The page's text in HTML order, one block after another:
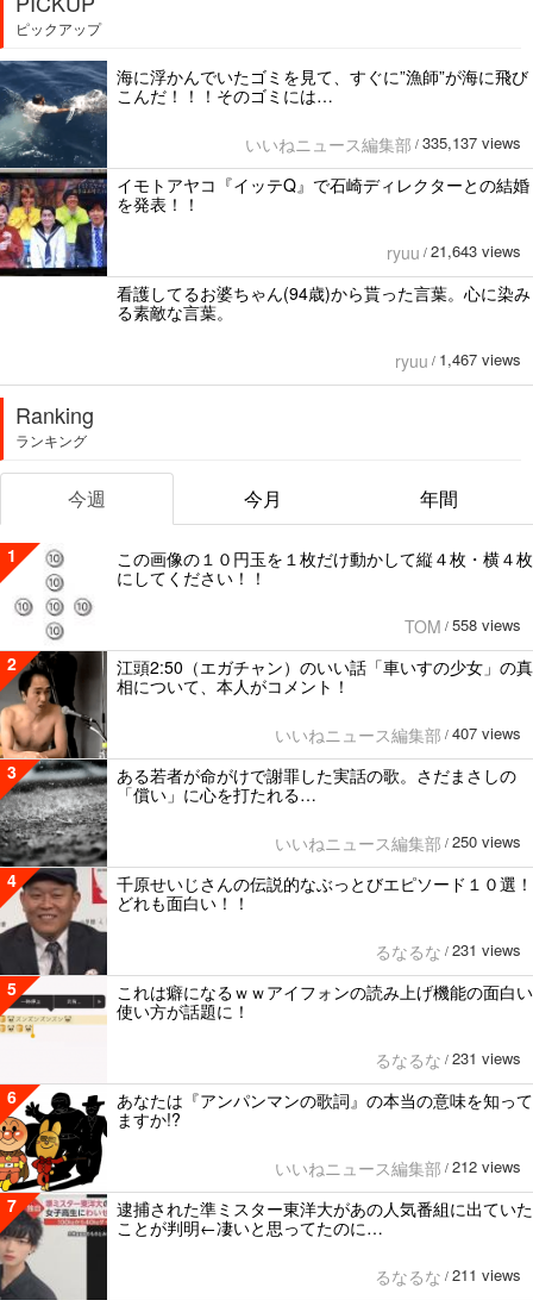
ピックアップ
海に浮かんでいたゴミを見て、すぐに”漁師”が海に飛び
こんだ！！！そのゴミには…
いいねニュース編集部 / 335,137 views
イモトアヤコ『イッテQ』で石崎ディレクターとの結婚
を発表！！
ryuu / 21,643 views
看護してるお婆ちゃん(94歳)から貰った言葉。心に染み
る素敵な言葉。
ryuu / 1,467 views
Ranking
ランキング
今週 今月 年間
1
この画像の１０円玉を１枚だけ動かして縦４枚・横４枚
にしてください！！
TOM / 558 views
2
江頭2:50（エガチャン）のいい話「車いすの少女」の真
相について、本人がコメント！
いいねニュース編集部 / 407 views
3
ある若者が命がけで謝罪した実話の歌。さだまさしの
「償い」に心を打たれる…
いいねニュース編集部 / 250 views
4
千原せいじさんの伝説的なぶっとびエピソード１０選！
どれも面白い！！
るなるな / 231 views
5
これは癖になるｗｗアイフォンの読み上げ機能の面白い
使い方が話題に！
るなるな / 231 views
6
あなたは『アンパンマンの歌詞』の本当の意味を知って
ますか!?
いいねニュース編集部 / 212 views
7
逮捕された準ミスター東洋大があの人気番組に出ていた
ことが判明←凄いと思ってたのに…
るなるな / 211 views